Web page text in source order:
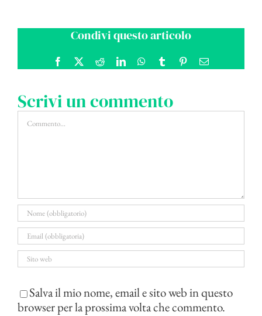
Condivi questo articolo
Facebook RedditLinkedInWhatsApp
Tumblr PinterestEmail
Scrivi un commento
Commento
Salva il mio nome, email e sito web in questo
browser per la prossima volta che commento.